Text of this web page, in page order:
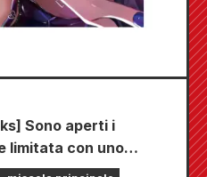
Sono aperti i
limitata con uno
che raffigura una